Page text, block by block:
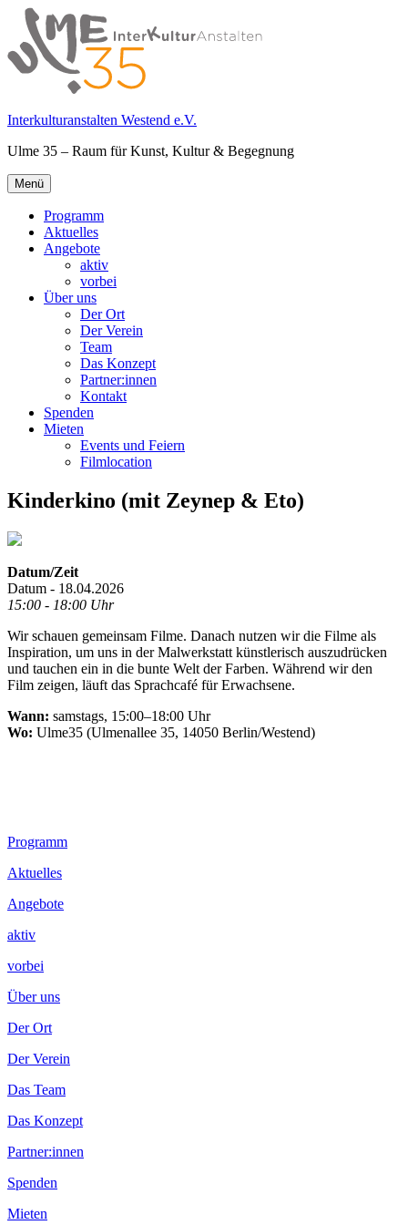
Springe
zum
Inhalt
Interkulturanstalten Westend e.V.
Ulme 35 – Raum für Kunst, Kultur & Begegnung
Primäres
Menü
Menü
Programm
Aktuelles
Angebote
aktiv
vorbei
Über uns
Der Ort
Der Verein
Team
Das Konzept
Partner:innen
Kontakt
Spenden
Mieten
Events und Feiern
Filmlocation
Kinderkino (mit Zeynep & Eto)
Datum/Zeit
Datum - 18.04.2026
15:00 - 18:00 Uhr
Wir schauen gemeinsam Filme. Danach nutzen wir die Filme als
Inspiration, um uns in der Malwerkstatt künstlerisch auszudrücken
und tauchen ein in die bunte Welt der Farben. Während wir den
Film zeigen, läuft das Sprachcafé für Erwachsene.
Wann: samstags, 15:00–18:00 Uhr
Wo: Ulme35 (Ulmenallee 35, 14050 Berlin/Westend)
Footer
Inhalt
Programm
Aktuelles
Angebote
aktiv
vorbei
Über uns
Der Ort
Der Verein
Das Team
Das Konzept
Partner:innen
Spenden
Mieten